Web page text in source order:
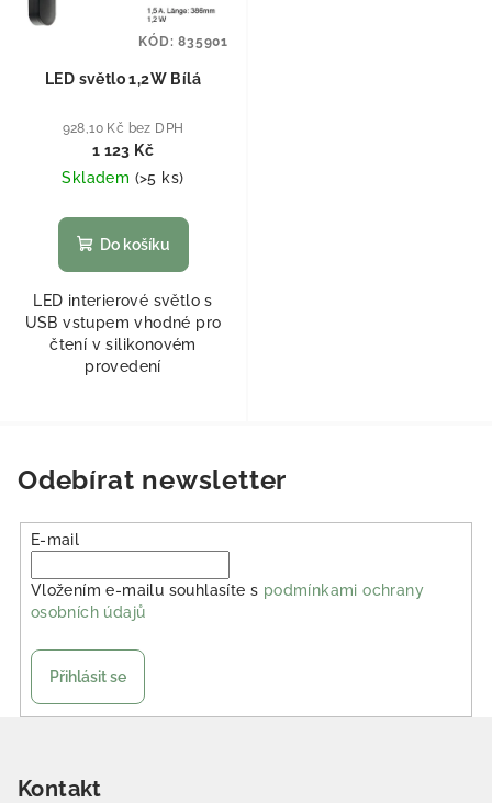
LED světlo 1,2W Bílá
928,10 Kč bez DPH
1 123 Kč
Skladem (>5 ks)
Do košíku
LED interierové světlo s
USB vstupem vhodné pro
čtení v silikonovém
provedení
KÓD:835901
Odebírat newsletter
E-mail
Vložením e-mailu souhlasíte s podmínkami ochrany
osobních údajů
Přihlásit se
Kontakt